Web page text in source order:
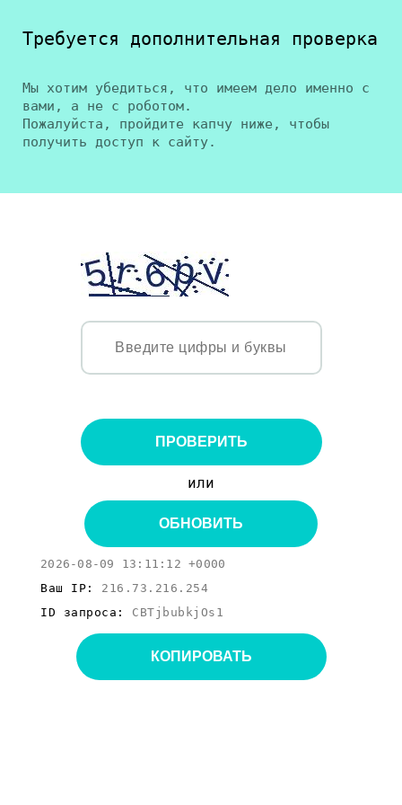
Требуется дополнительная проверка
Мы хотим убедиться, что имеем дело именно с
вами, а не с роботом.
Пожалуйста, пройдите капчу ниже, чтобы
получить доступ к сайту.
ПРОВЕРИТЬ
или
ОБНОВИТЬ
2026-08-09 13:11:12 +0000
Ваш IP: 216.73.216.254
ID запроса: CBTjbubkjOs1
КОПИРОВАТЬ